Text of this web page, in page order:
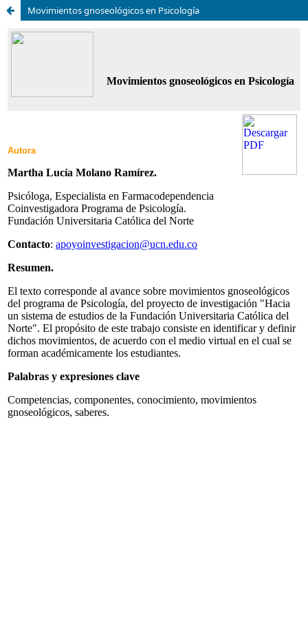
Movimientos gnoseológicos en Psicología